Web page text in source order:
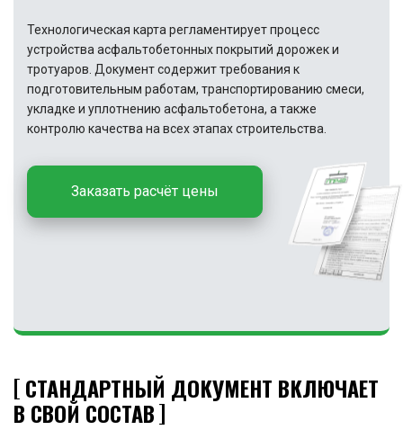
Технологическая карта регламентирует процесс
устройства асфальтобетонных покрытий дорожек и
тротуаров. Документ содержит требования к
подготовительным работам, транспортированию смеси,
укладке и уплотнению асфальтобетона, а также
контролю качества на всех этапах строительства.
Заказать расчёт цены
СТАНДАРТНЫЙ ДОКУМЕНТ ВКЛЮЧАЕТ
В СВОЙ СОСТАВ